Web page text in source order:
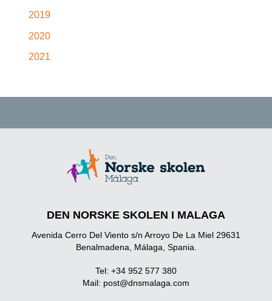
2019
2020
2021
DEN NORSKE SKOLEN I MALAGA
Avenida Cerro Del Viento s/n Arroyo De La Miel 29631
Benalmadena, Málaga, Spania.
Tel: +34 952 577 380
Mail: post@dnsmalaga.com